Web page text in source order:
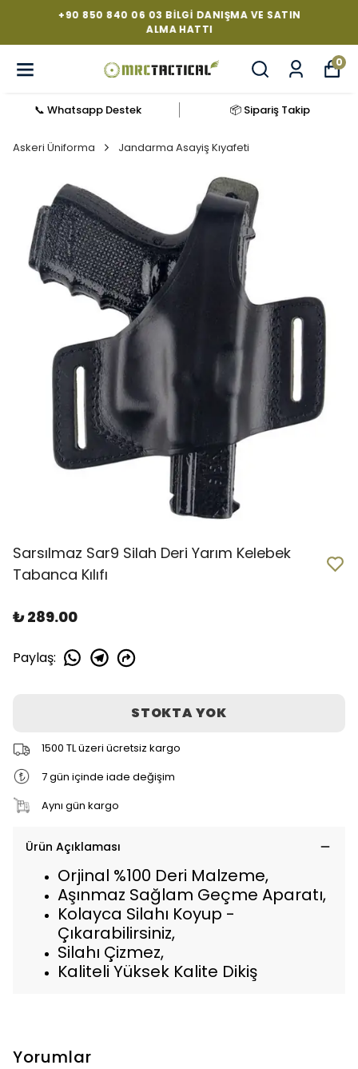
+90 850 840 06 03 BILGI DANIŞMA VE SATIN
ALMA HATTI
0
📞 Whatsapp Destek 📦 Sipariş Takip
Askeri Üniforma Jandarma Asayiş Kıyafeti
Sarsılmaz Sar9 Silah Deri Yarım Kelebek
Tabanca Kılıfı
₺ 289.00
Paylaş:
STOKTA YOK
1500 TL üzeri ücretsiz kargo
7 gün içinde iade değişim
Aynı gün kargo
Ürün Açıklaması
Orjinal %100 Deri Malzeme,
Aşınmaz Sağlam Geçme Aparatı,
Kolayca Silahı Koyup -
Çıkarabilirsiniz,
Silahı Çizmez,
Kaliteli Yüksek Kalite Dikiş
Yorumlar